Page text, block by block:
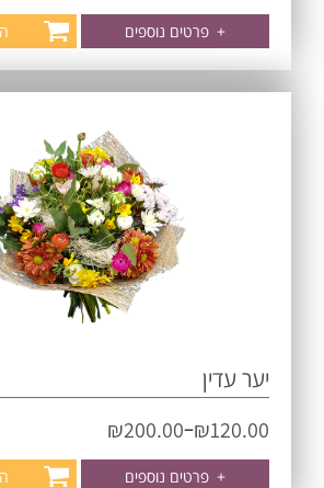
+ פרטים נוספים
יער עדין
₪120.00
–
₪200.00
+ פרטים נוספים